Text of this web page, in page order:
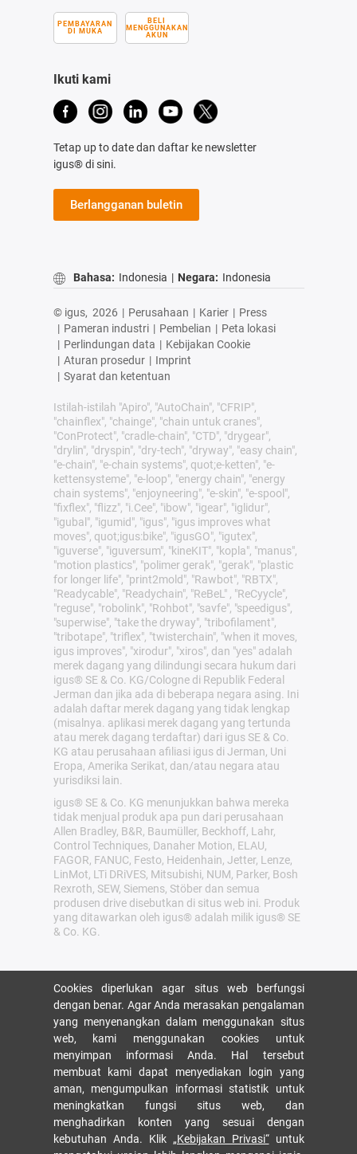
PEMBAYARAN
DI MUKA
BELI
MENGGUNAKAN
AKUN
Ikuti kami
Tetap up to date dan daftar ke newsletter
igus® di sini.
Berlangganan buletin
Bahasa: Indonesia | Negara: Indonesia
© igus, 2026 | Perusahaan | Karier | Press
| Pameran industri | Pembelian | Peta lokasi
| Perlindungan data | Kebijakan Cookie
| Aturan prosedur | Imprint
| Syarat dan ketentuan
Istilah-istilah "Apiro", "AutoChain", "CFRIP",
"chainflex", "chainge", "chain untuk cranes",
"ConProtect", "cradle-chain", "CTD", "drygear",
"drylin", "dryspin", "dry-tech", "dryway", "easy chain",
"e-chain", "e-chain systems", quot;e-ketten", "e-
kettensysteme", "e-loop", "energy chain", "energy
chain systems", "enjoyneering", "e-skin", "e-spool",
"fixflex", "flizz", "i.Cee", "ibow", "igear", "iglidur",
"igubal", "igumid", "igus", "igus improves what
moves", quot;igus:bike", "igusGO", "igutex",
"iguverse", "iguversum", "kineKIT", "kopla", "manus",
"motion plastics", "polimer gerak", "gerak", "plastic
for longer life", "print2mold", "Rawbot", "RBTX",
"Readycable", "Readychain", "ReBeL" , "ReCyycle",
"reguse", "robolink", "Rohbot", "savfe", "speedigus",
"superwise", "take the dryway", "tribofilament",
"tribotape", "triflex", "twisterchain", "when it moves,
igus improves", "xirodur", "xiros", dan "yes" adalah
merek dagang yang dilindungi secara hukum dari
igus® SE & Co. KG/Cologne di Republik Federal
Jerman dan jika ada di beberapa negara asing. Ini
adalah daftar merek dagang yang tidak lengkap
(misalnya. aplikasi merek dagang yang tertunda
atau merek dagang terdaftar) dari igus SE & Co.
KG atau perusahaan afiliasi igus di Jerman, Uni
Eropa, Amerika Serikat, dan/atau negara atau
yurisdiksi lain.
igus® SE & Co. KG menunjukkan bahwa mereka
tidak menjual produk apa pun dari perusahaan
Allen Bradley, B&R, Baumüller, Beckhoff, Lahr,
Control Techniques, Danaher Motion, ELAU,
FAGOR, FANUC, Festo, Heidenhain, Jetter, Lenze,
LinMot, LTi DRiVES, Mitsubishi, NUM, Parker, Bosh
Rexroth, SEW, Siemens, Stöber dan semua
produsen drive disebutkan di situs web ini. Produk
yang ditawarkan oleh igus® adalah milik igus® SE
& Co. KG.
Cookies diperlukan agar situs web berfungsi
dengan benar. Agar Anda merasakan pengalaman
yang menyenangkan dalam menggunakan situs
web, kami menggunakan cookies untuk
menyimpan informasi Anda. Hal tersebut
membuat kami dapat menyediakan login yang
aman, mengumpulkan informasi statistik untuk
meningkatkan fungsi situs web, dan
menghadirkan konten yang sesuai dengan
kebutuhan Anda. Klik „Kebijakan Privasi“untuk